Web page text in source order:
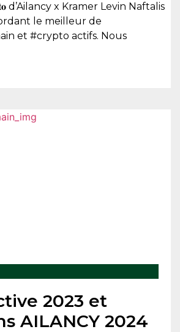
d’Ailancy x Kramer Levin Naftalis
le meilleur de
et #crypto actifs. Nous
2023 et
AILANCY 2024